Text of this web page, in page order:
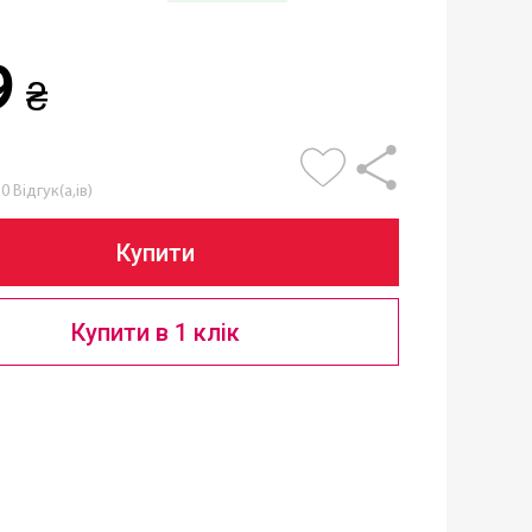
₴
0 Відгук(а,ів)
Купити
Купити в 1 клік